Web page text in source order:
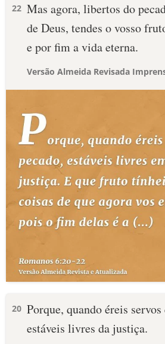
22 Mas agora, libertos do
de Deus, tendes o vosso
e por fim a vida eterna.
Versão Almeida Revisada
20 Porque, quando éreis servos
estáveis livres da justiça.